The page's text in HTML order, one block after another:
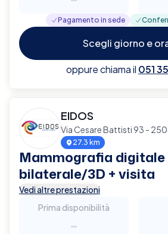
Pagamento in sede
Scegli giorno e
oppure chiama il 051
EIDOS
Via Cesare Battisti 93 -
27.3 km
Mammografia digitale
bilaterale/3D + visita
Vedi altre prestazioni
Prima disponibilità
-